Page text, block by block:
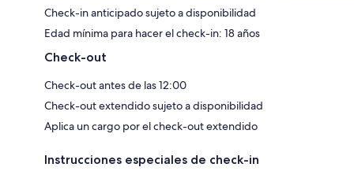
Check-in anticipado sujeto a disponibilidad
Edad mínima para hacer el check-in: 18 años
Check-out
Check-out antes de las 12:00
Check-out extendido sujeto a disponibilidad
Aplica un cargo por el check-out extendido
Instrucciones especiales de check-in